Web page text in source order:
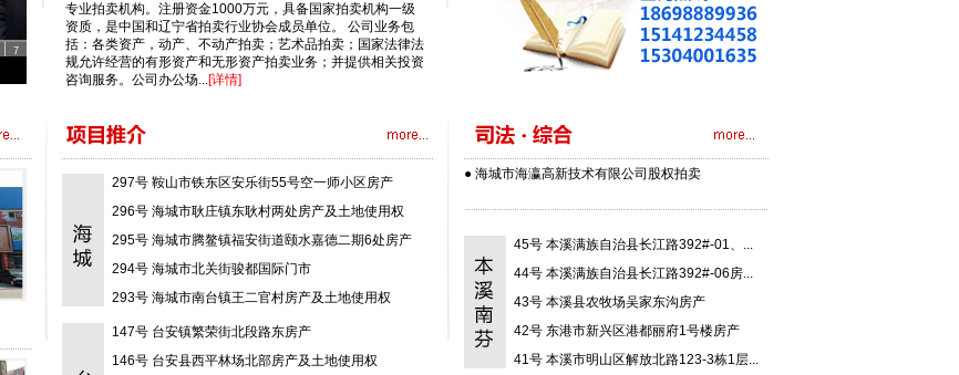
7
专业拍卖机构。注册资金1000万元，具备国家拍卖机构一级
资质，是中国和辽宁省拍卖行业协会成员单位。 公司业务包
括：各类资产，动产、不动产拍卖；艺术品拍卖；国家法律法
规允许经营的有形资产和无形资产拍卖业务；并提供相关投资
咨询服务。公司办公场...[详情]
299号 鞍山市铁西区宁远屯镇小台子村房产及土地使...
297号 鞍山市铁东区安乐街55号空一师小区房产
296号 海城市耿庄镇东耿村两处房产及土地使用权
295号 海城市腾鳌镇福安街道颐水嘉德二期6处房产
294号 海城市北关街骏都国际门市
293号 海城市南台镇王二官村房产及土地使用权
292号 鞍山市立山区体育馆北2处房产
291号 鞍山市千山区鞍腾路房产及土地使用权
149号 台安县大庆路西段路北自来水公司开发楼东一...
148号 台安县台东区杨树村房产
147号 台安镇繁荣街北段路东房产
146号 台安县西平林场北部房产及土地使用权
● 海城市海瀛高新技术有限公司股权拍卖
45号 本溪满族自治县长江路392#-01、...
44号 本溪满族自治县长江路392#-06房...
43号 本溪县农牧场吴家东沟房产
42号 东港市新兴区港都丽府1号楼房产
41号 本溪市明山区解放北路123-3栋1层...
183号 本溪满族自治县紫荆花园-1层车...
182号 本溪满族自治县草河城镇王坊村...